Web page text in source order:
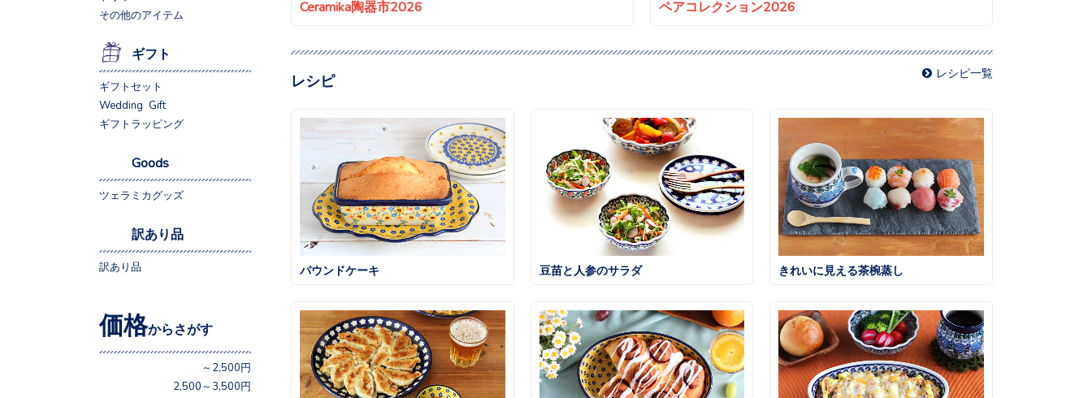
Ceramika陶器市2026 ペアコレクション2026
レシピ レシピ一覧
パウンドケーキ 豆苗と人参のサラダ きれいに見える茶椀蒸し
その他のアイテム
ギフト
ギフトセット
Wedding Gift
ギフトラッピング
Goods
ツェラミカグッズ
訳あり品
訳あり品
価格からさがす
～2,500円
2,500～3,500円